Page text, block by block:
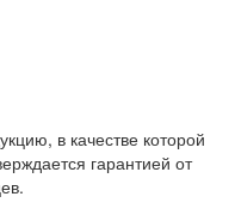
в качестве которой
гарантией от